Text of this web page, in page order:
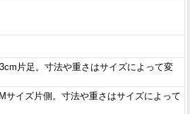
片足。寸法や重さはサイズによって変
サイズ片側。寸法や重さはサイズによって